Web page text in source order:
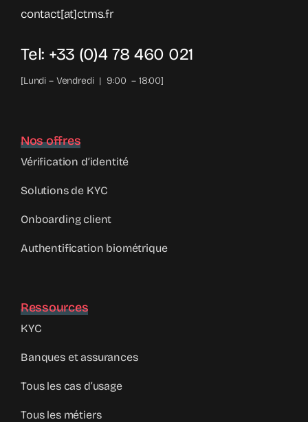
contact[at]ctms.fr
Tel: +33 (0)4 78 460 021
[Lundi – Vendredi | 9:00 – 18:00]
Nos offres
Vérification d’identité
Solutions de KYC
Onboarding client
Authentification biométrique
Ressources
KYC
Banques et assurances
Tous les cas d’usage
Tous les métiers